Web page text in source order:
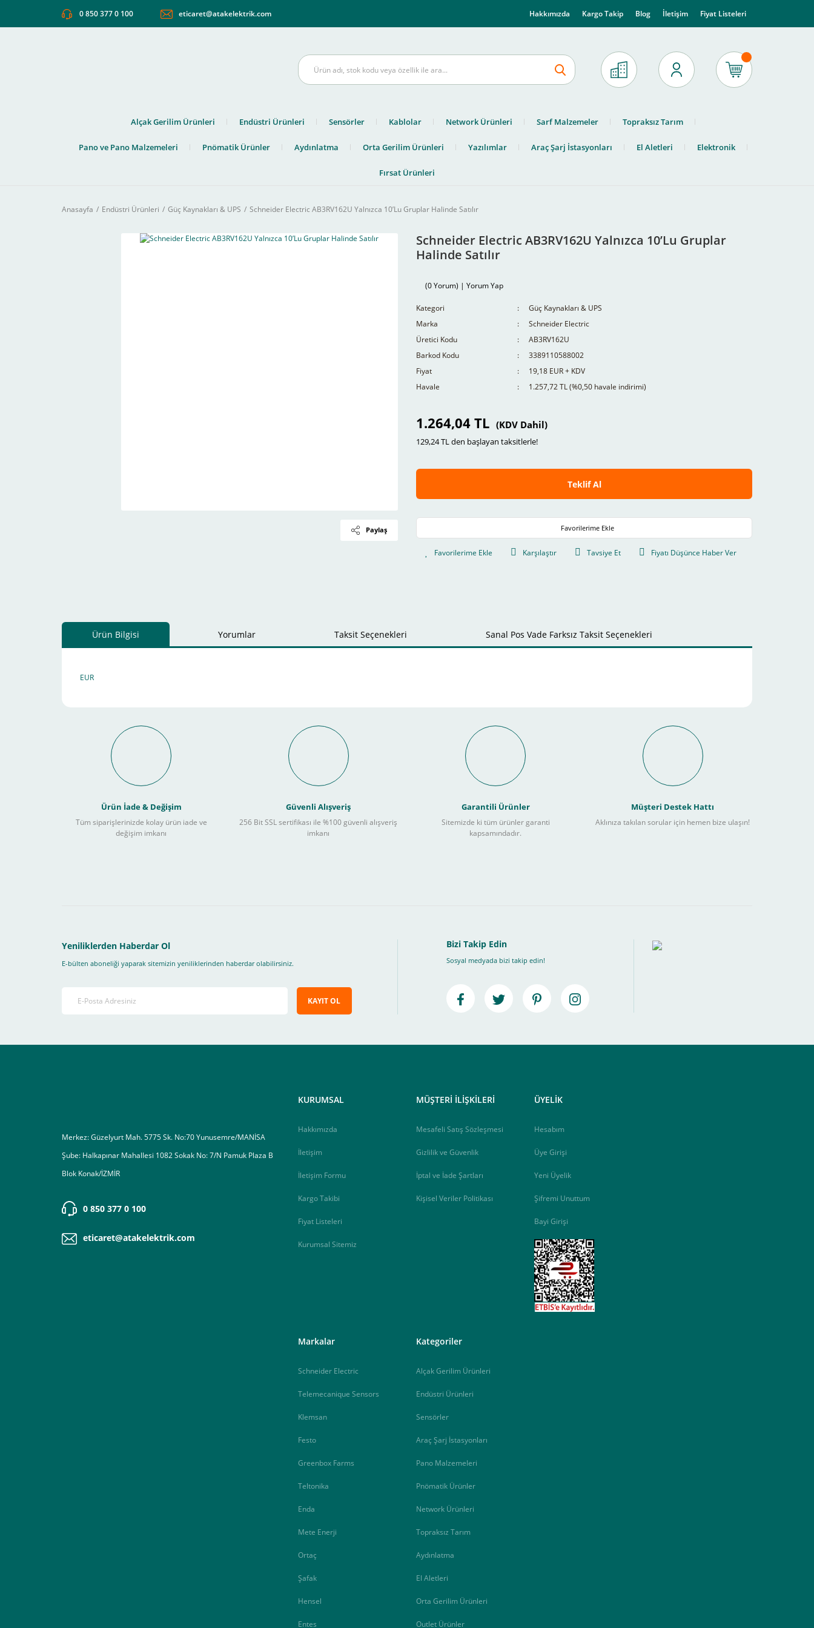
0 850 377 0 100 eticaret@atakelektrik.com Hakkımızda Kargo Takip Blog İletişim Fiyat Listeleri
Alçak Gerilim Ürünleri Endüstri Ürünleri Sensörler Kablolar Network Ürünleri Sarf Malzemeler Topraksız Tarım
Pano ve Pano Malzemeleri Pnömatik Ürünler Aydınlatma Orta Gerilim Ürünleri Yazılımlar Araç Şarj İstasyonları El Aletleri Elektronik
Fırsat Ürünleri
Anasayfa Endüstri Ürünleri Güç Kaynakları & UPS Schneider Electric AB3RV162U Yalnızca 10’Lu Gruplar Halinde Satılır
Paylaş
Schneider Electric AB3RV162U Yalnızca 10’Lu Gruplar
Halinde Satılır
(0 Yorum) | Yorum Yap
Kategori
Güç Kaynakları & UPS
Marka
Schneider Electric
Üretici Kodu
AB3RV162U
Barkod Kodu
3389110588002
Fiyat
19,18 EUR + KDV
Havale
1.257,72 TL (%0,50 havale indirimi)
1.264,04 TL (KDV Dahil)
129,24 TL den başlayan taksitlerle!
Teklif Al
Karşılaştır Tavsiye Et Fiyatı Düşünce Haber Ver
Ürün Bilgisi Yorumlar Taksit Seçenekleri Sanal Pos Vade Farksız Taksit Seçenekleri
EUR
Schneider Electric Sanal POS ile Vade Farksız Taksit Ödeme İmkanı Nasıl
Kullanılır ?
Sitemizden yapacağınız tüm alışverişlerde aşağıdaki adımları takip ederek peşin fiyatına 3 Taksit seçenekleri bankaya göre değişebilir
4-Son olarak siparişi vermiş olduğunuz e-posta adresinize ileteceğimiz link üzerinden tıklayarak 3D Secure güvenli ödeme ile ödemenizi tamamlayabilirsiniz ,
Ürün İade & Değişim
Tüm siparişlerinizde kolay ürün iade ve
değişim imkanı
Güvenli Alışveriş
256 Bit SSL sertifikası ile %100 güvenli alışveriş
imkanı
Garantili Ürünler
Sitemizde ki tüm ürünler garanti
kapsamındadır.
Müşteri Destek Hattı
Aklınıza takılan sorular için hemen bize ulaşın!
Yeniliklerden Haberdar Ol
E-bülten aboneliği yaparak sitemizin yeniliklerinden haberdar olabilirsiniz.
KAYIT OL
Bizi Takip Edin
Sosyal medyada bizi takip edin!
Merkez: Güzelyurt Mah. 5775 Sk. No:70 Yunusemre/MANİSA
Şube: Halkapınar Mahallesi 1082 Sokak No: 7/N Pamuk Plaza B
Blok Konak/İZMİR
0 850 377 0 100
eticaret@atakelektrik.com
KURUMSAL
Hakkımızda
İletişim
İletişim Formu
Kargo Takibi
Fiyat Listeleri
Kurumsal Sitemiz
MÜŞTERİ İLİŞKİLERİ
Mesafeli Satış Sözleşmesi
Gizlilik ve Güvenlik
İptal ve İade Şartları
Kişisel Veriler Politikası
ÜYELİK
Hesabım
Üye Girişi
Yeni Üyelik
Şifremi Unuttum
Bayi Girişi
Markalar
Schneider Electric
Telemecanique Sensors
Klemsan
Festo
Greenbox Farms
Teltonika
Enda
Mete Enerji
Ortaç
Şafak
Hensel
Entes
Kategoriler
Alçak Gerilim Ürünleri
Endüstri Ürünleri
Sensörler
Araç Şarj İstasyonları
Pano Malzemeleri
Pnömatik Ürünler
Network Ürünleri
Topraksız Tarım
Aydınlatma
El Aletleri
Orta Gerilim Ürünleri
Outlet Ürünler